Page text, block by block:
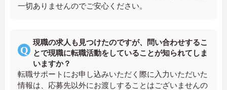
一切ありませんのでご安心ください。
現職の求人も見つけたのですが、問い合わせするこ
とで現職に転職活動をしていることが知られてしま
いますか？
転職サポートにお申し込みいただく際に入力いただいた
情報は、応募先以外にお渡しすることはございませんの